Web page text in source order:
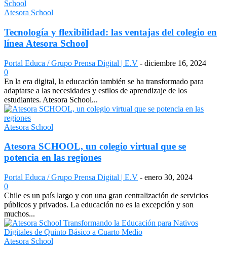
Atesora School
Tecnología y flexibilidad: las ventajas del colegio en
línea Atesora School
Portal Educa / Grupo Prensa Digital | E.V - diciembre 16, 2024
0
En la era digital, la educación también se ha transformado para
adaptarse a las necesidades y estilos de aprendizaje de los
estudiantes. Atesora School...
Atesora School
Atesora SCHOOL, un colegio virtual que se
potencia en las regiones
Portal Educa / Grupo Prensa Digital | E.V - enero 30, 2024
0
Chile es un país largo y con una gran centralización de servicios
públicos y privados. La educación no es la excepción y son
muchos...
Atesora School